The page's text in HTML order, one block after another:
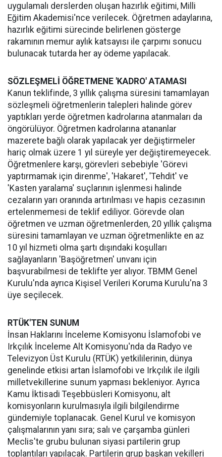
uygulamalı derslerden oluşan hazırlık eğitimi, Milli
Eğitim Akademisi'nce verilecek. Öğretmen adaylarına,
hazırlık eğitimi sürecinde belirlenen gösterge
rakamının memur aylık katsayısı ile çarpımı sonucu
bulunacak tutarda her ay ödeme yapılacak.
SÖZLEŞMELİ ÖĞRETMENE 'KADRO' ATAMASI
Kanun teklifinde, 3 yıllık çalışma süresini tamamlayan
sözleşmeli öğretmenlerin talepleri halinde görev
yaptıkları yerde öğretmen kadrolarına atanmaları da
öngörülüyor. Öğretmen kadrolarına atananlar
mazerete bağlı olarak yapılacak yer değiştirmeler
hariç olmak üzere 1 yıl süreyle yer değiştiremeyecek.
Öğretmenlere karşı, görevleri sebebiyle 'Görevi
yaptırmamak için direnme', 'Hakaret', 'Tehdit' ve
'Kasten yaralama' suçlarının işlenmesi halinde
cezaların yarı oranında artırılması ve hapis cezasının
ertelenmemesi de teklif ediliyor. Görevde olan
öğretmen ve uzman öğretmenlerden, 20 yıllık çalışma
süresini tamamlayan ve uzman öğretmenlikte en az
10 yıl hizmeti olma şartı dışındaki koşulları
sağlayanların 'Başöğretmen' unvanı için
başvurabilmesi de teklifte yer alıyor. TBMM Genel
Kurulu'nda ayrıca Kişisel Verileri Koruma Kurulu'na 3
üye seçilecek.
RTÜK'TEN SUNUM
İnsan Haklarını İnceleme Komisyonu İslamofobi ve
Irkçılık İnceleme Alt Komisyonu'nda da Radyo ve
Televizyon Üst Kurulu (RTÜK) yetkililerinin, dünya
genelinde etkisi artan İslamofobi ve Irkçılık ile ilgili
milletvekillerine sunum yapması bekleniyor. Ayrıca
Kamu İktisadi Teşebbüsleri Komisyonu, alt
komisyonların kurulmasıyla ilgili bilgilendirme
gündemiyle toplanacak. Genel Kurul ve komisyon
çalışmalarının yanı sıra; salı ve çarşamba günleri
Meclis'te grubu bulunan siyasi partilerin grup
toplantıları yapılacak. Partilerin grup başkan vekilleri